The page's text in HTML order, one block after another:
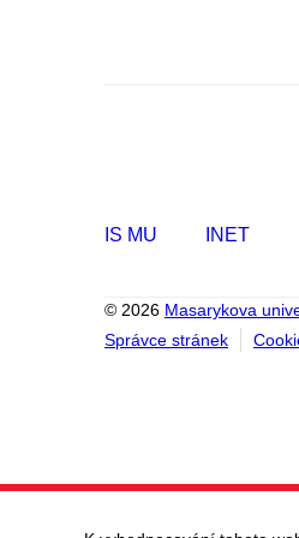
pavilon M
pavilon M1
pavilon S2
IS MU INET
© 2026 Masarykova
Správce stránek